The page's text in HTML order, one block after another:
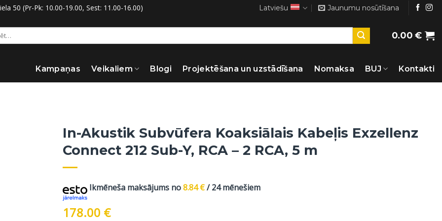
50 (Pr-Pk: 10.00-19.00, Sest: 11.00-16.00) Latviešu Jaunumu nosūtīšana
0.00€
Kampaņas Veikaliem Blogi Projektēšana un uzstādīšana Nomaksa BUJ Kontakti
In-Akustik Subvūfera Koaksiālais Kabeļis Exzellenz
Connect 212 Sub-Y, RCA – 2 RCA, 5 m
Ikmēneša maksājums no8.84€/ 24 mēnešiem
178.00 €